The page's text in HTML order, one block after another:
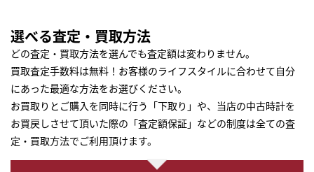
選べる査定・買取方法
どの査定・買取方法を選んでも査定額は変わりません。
買取査定手数料は無料！お客様のライフスタイルに合わせて自分
にあった最適な方法をお選びください。
お買取りとご購入を同時に行う「下取り」や、当店の中古時計を
お買戻しさせて頂いた際の「査定額保証」などの制度は全ての査
定・買取方法でご利用頂けます。